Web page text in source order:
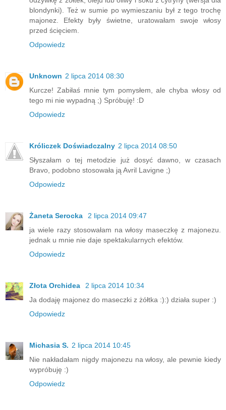
blondynki). Też w sumie po wymieszaniu był z tego trochę
majonez. Efekty były świetne, uratowałam swoje włosy
przed ścięciem.
Odpowiedz
Unknown 2 lipca 2014 08:30
Kurcze! Zabiłaś mnie tym pomysłem, ale chyba włosy od
tego mi nie wypadną ;) Spróbuję! :D
Odpowiedz
Króliczek Doświadczalny 2 lipca 2014 08:50
Słyszałam o tej metodzie już dosyć dawno, w czasach
Bravo, podobno stosowała ją Avril Lavigne ;)
Odpowiedz
Żaneta Serocka
2 lipca 2014 09:47
ja wiele razy stosowałam na włosy maseczkę z majonezu.
jednak u mnie nie daje spektakularnych efektów.
Odpowiedz
Złota Orchidea
2 lipca 2014 10:34
Ja dodaję majonez do maseczki z żółtka :):) działa super :)
Odpowiedz
Michasia S. 2 lipca 2014 10:45
Nie nakładałam nigdy majonezu na włosy, ale pewnie kiedy
wypróbuję :)
Odpowiedz